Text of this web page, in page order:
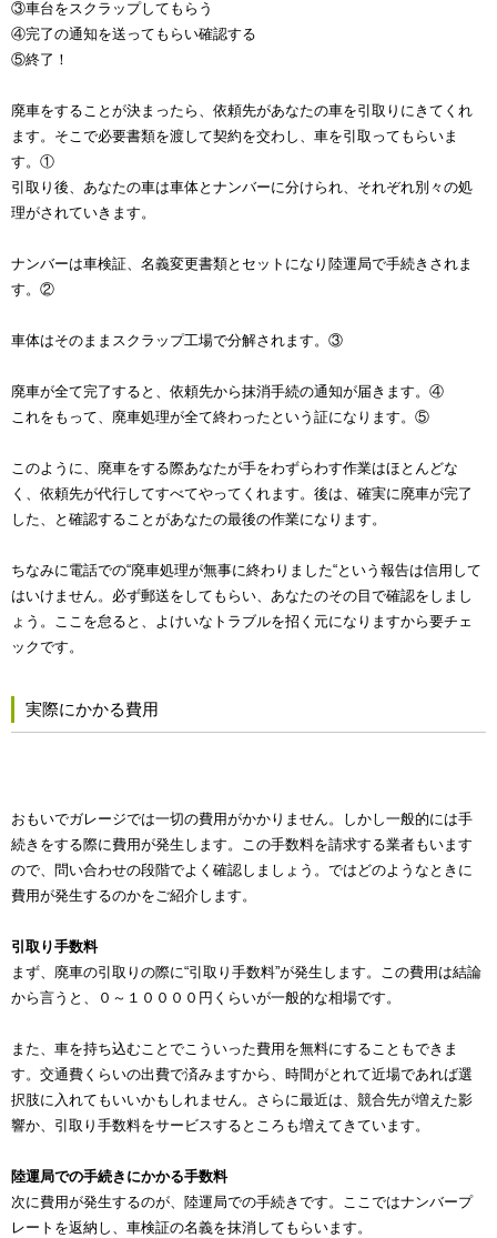
③車台をスクラップしてもらう
④完了の通知を送ってもらい確認する
⑤終了！
廃車をすることが決まったら、依頼先があなたの車を引取りにきてくれ
ます。そこで必要書類を渡して契約を交わし、車を引取ってもらいま
す。①
引取り後、あなたの車は車体とナンバーに分けられ、それぞれ別々の処
理がされていきます。
ナンバーは車検証、名義変更書類とセットになり陸運局で手続きされま
す。②
車体はそのままスクラップ工場で分解されます。③
廃車が全て完了すると、依頼先から抹消手続の通知が届きます。④
これをもって、廃車処理が全て終わったという証になります。⑤
このように、廃車をする際あなたが手をわずらわす作業はほとんどな
く、依頼先が代行してすべてやってくれます。後は、確実に廃車が完了
した、と確認することがあなたの最後の作業になります。
ちなみに電話での“廃車処理が無事に終わりました“という報告は信用して
はいけません。必ず郵送をしてもらい、あなたのその目で確認をしまし
ょう。ここを怠ると、よけいなトラブルを招く元になりますから要チェ
ックです。
実際にかかる費用
おもいでガレージでは一切の費用がかかりません。しかし一般的には手
続きをする際に費用が発生します。この手数料を請求する業者もいます
ので、問い合わせの段階でよく確認しましょう。ではどのようなときに
費用が発生するのかをご紹介します。
引取り手数料
まず、廃車の引取りの際に“引取り手数料”が発生します。この費用は結論
から言うと、０～１００００円くらいが一般的な相場です。
また、車を持ち込むことでこういった費用を無料にすることもできま
す。交通費くらいの出費で済みますから、時間がとれて近場であれば選
択肢に入れてもいいかもしれません。さらに最近は、競合先が増えた影
響か、引取り手数料をサービスするところも増えてきています。
陸運局での手続きにかかる手数料
次に費用が発生するのが、陸運局での手続きです。ここではナンバープ
レートを返納し、車検証の名義を抹消してもらいます。